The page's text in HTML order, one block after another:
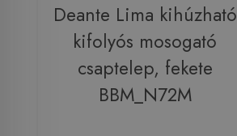
Deante Lima kihúzható
kifolyós mosogató
csaptelep, fekete
BBM_N72M